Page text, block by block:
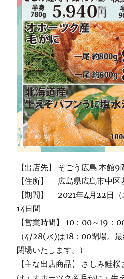
【出店先】 そごう広島 本館9
【住所】 広島県広島市中
【期間】 2021年4月22日（
14日間
【営業時間】 10：00～19：
（4/28(水)は18：00閉場。
閉場いたします。）
【主な出店商品】 さしみ鮭